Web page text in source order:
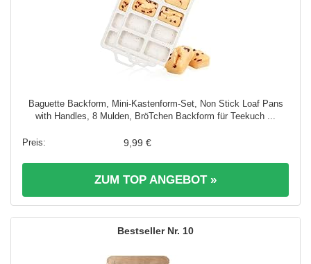
Baguette Backform, Mini-Kastenform-Set, Non Stick Loaf Pans
with Handles, 8 Mulden, BröTchen Backform für Teekuch ...
9,99 €
ZUM TOP ANGEBOT »
10